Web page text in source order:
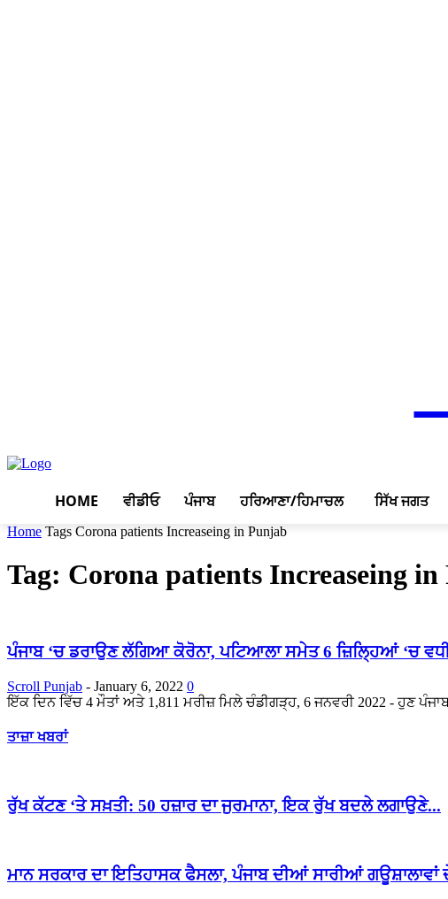
HOME ਵੀਡੀਓ ਪੰਜਾਬ ਹਰਿਆਣਾ/ਹਿਮਾਚਲ ਸਿੱਖ ਜਗਤ
Home Tags Corona patients Increaseing in Punjab
Tag: Corona patients Increaseing
ਪੰਜਾਬ ‘ਚ ਡਰਾਉਣ ਲੱਗਿਆ ਕੋਰੋਨਾ, ਪਟਿਆਲਾ ਸਮੇਤ 6 ਜ਼ਿਲ੍ਹਿਆਂ ‘ਚ ਵਧੀ
Scroll Punjab - January 6, 2022 0
ਇੱਕ ਦਿਨ ਵਿੱਚ 4 ਮੌਤਾਂ ਅਤੇ 1,811 ਮਰੀਜ਼ ਮਿਲੇ ਚੰਡੀਗੜ੍ਹ, 6 ਜਨਵਰੀ 2022 - ਹੁਣ
ਤਾਜ਼ਾ ਖਬਰਾਂ
ਰੁੱਖ ਕੱਟਣ ‘ਤੇ ਸਖ਼ਤੀ: 50 ਹਜ਼ਾਰ ਦਾ ਜੁਰਮਾਨਾ, ਇਕ ਰੁੱਖ ਬਦਲੇ ਲਗਾਉਣੇ...
ਮਾਨ ਸਰਕਾਰ ਦਾ ਇਤਿਹਾਸਕ ਫੈਸਲਾ, ਪੰਜਾਬ ਦੀਆਂ ਸਾਰੀਆਂ ਗਊਸ਼ਾਲਾਵਾਂ